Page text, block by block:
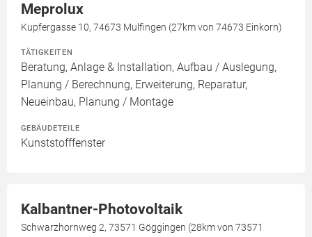
Meprolux
Kupfergasse 10, 74673 Mulfingen (27km von 74673 Einkorn)
TÄTIGKEITEN
Beratung, Anlage & Installation, Aufbau / Auslegung,
Planung / Berechnung, Erweiterung, Reparatur,
Neueinbau, Planung / Montage
GEBÄUDETEILE
Kunststofffenster
Kalbantner-Photovoltaik
Schwarzhornweg 2, 73571 Göggingen (28km von 73571